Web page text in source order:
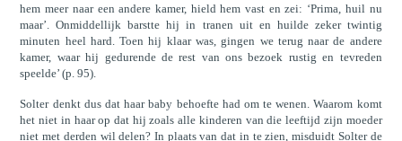
hem meer naar een andere kamer, hield hem vast en zei: ‘Prima, huil nu
maar’. Onmiddellijk barstte hij in tranen uit en huilde zeker twintig
minuten heel hard. Toen hij klaar was, gingen we terug naar de andere
kamer, waar hij gedurende de rest van ons bezoek rustig en tevreden
speelde’ (p. 95).
Solter denkt dus dat haar baby behoefte had om te wenen. Waarom komt
het niet in haar op dat hij zoals alle kinderen van die leeftijd zijn moeder
niet met derden wil delen? In plaats van dat in te zien, misduidt Solter de